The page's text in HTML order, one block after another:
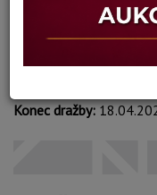
signováno v tisku dole pod
Technika: mědirytina
Stav: mírně poškozeno
Konec dražby: